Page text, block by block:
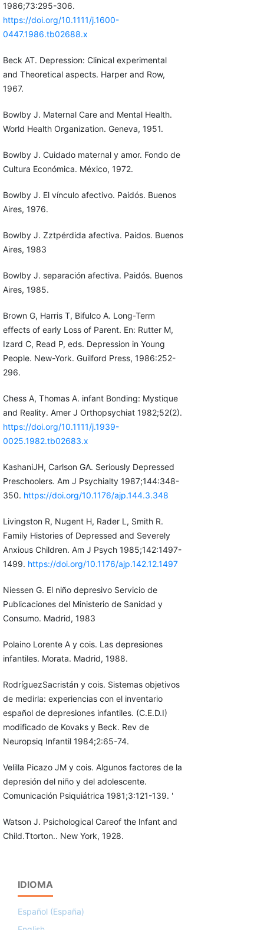
1986;73:295-306.
https://doi.org/10.1111/j.1600-
0447.1986.tb02688.x
Beck AT. Depression: Clinical experimental
and Theoretical aspects. Harper and Row,
1967.
Bowlby J. Maternal Care and Mental Health.
World Health Organization. Geneva, 1951.
Bowlby J. Cuidado maternal y amor. Fondo de
Cultura Económica. México, 1972.
Bowlby J. El vínculo afectivo. Paidós. Buenos
Aires, 1976.
Bowlby J. Zztpérdida afectiva. Paidos. Buenos
Aires, 1983
Bowlby J. separación afectiva. Paidós. Buenos
Aires, 1985.
Brown G, Harris T, Bifulco A. Long-Term
effects of early Loss of Parent. En: Rutter M,
Izard C, Read P, eds. Depression in Young
People. New-York. Guilford Press, 1986:252-
296.
Chess A, Thomas A. infant Bonding: Mystique
and Reality. Amer J Orthopsychiat 1982;52(2).
https://doi.org/10.1111/j.1939-
0025.1982.tb02683.x
KashaniJH, Carlson GA. Seriously Depressed
Preschoolers. Am J Psychialty 1987;144:348-
350. https://doi.org/10.1176/ajp.144.3.348
Livingston R, Nugent H, Rader L, Smith R.
Family Histories of Depressed and Severely
Anxious Children. Am J Psych 1985;142:1497-
1499. https://doi.org/10.1176/ajp.142.12.1497
Niessen G. El niño depresivo Servicio de
Publicaciones del Ministerio de Sanidad y
Consumo. Madrid, 1983
Polaino Lorente A y cois. Las depresiones
infantiles. Morata. Madrid, 1988.
RodríguezSacristán y cois. Sistemas objetivos
de medirla: experiencias con el inventario
español de depresiones infantiles. (C.E.D.I)
modificado de Kovaks y Beck. Rev de
Neuropsiq Infantil 1984;2:65-74.
Velilla Picazo JM y cois. Algunos factores de la
depresión del niño y del adolescente.
Comunicación Psiquiátrica 1981;3:121-139. '
Watson J. Psichological Careof the lnfant and
Child.Ttorton.. New York, 1928.
IDIOMA
Español (España)